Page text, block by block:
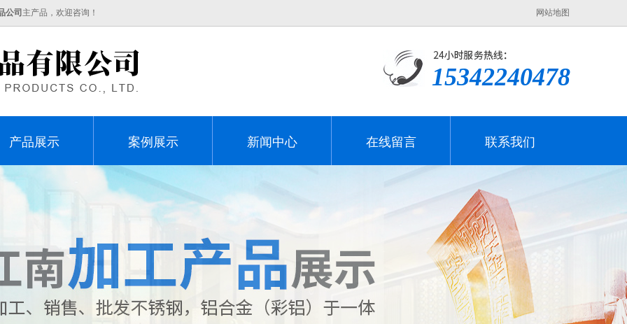
公司 主产品，欢迎咨询！ 网站地图
15342240478
产品展示 案例展示 新闻中心 在线留言 联系我们